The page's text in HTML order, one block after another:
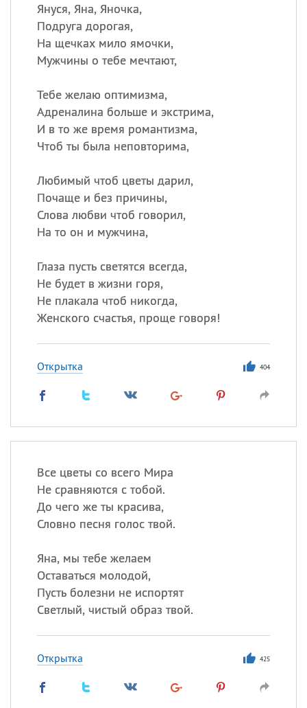
Януся, Яна, Яночка,
Подруга дорогая,
На щечках мило ямочки,
Мужчины о тебе мечтают,
Тебе желаю оптимизма,
Адреналина больше и экстрима,
И в то же время романтизма,
Чтоб ты была неповторима,
Любимый чтоб цветы дарил,
Почаще и без причины,
Слова любви чтоб говорил,
На то он и мужчина,
Глаза пусть светятся всегда,
Не будет в жизни горя,
Не плакала чтоб никогда,
Женского счастья, проще говоря!
Открытка 404
Все цветы со всего Мира
Не сравняются с тобой.
До чего же ты красива,
Словно песня голос твой.
Яна, мы тебе желаем
Оставаться молодой,
Пусть болезни не испортят
Светлый, чистый образ твой.
Открытка 425